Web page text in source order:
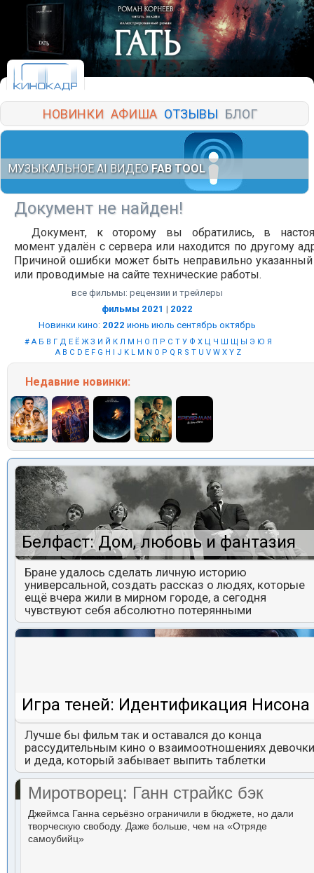
НОВИНКИ АФИША ОТЗЫВЫ БЛОГ
МУЗЫКАЛЬНОЕ AI ВИДЕО FAB TOOL
Документ не найден!
Документ, к оторому вы обратились, в
момент удалён с сервера или находится по другому
Причиной ошибки может быть неправильно указанный
или проводимые на сайте технические работы.
все фильмы: рецензии и трейлеры
фильмы 2021 | 2022
Новинки кино: 2022 июнь июль сентябрь октябрь
# А Б В Г Д Е Ё Ж З И Й К Л М Н О П Р С Т У Ф Х Ц Ч Ш Щ Ы Э Ю Я
A B C D E F G H I J K L M N O P Q R S T U V W X Y Z
Недавние новинки:
Белфаст: Дом, любовь и фантазия
Бране удалось сделать личную историю
универсальной, создать рассказ о людях, которые
ещё вчера жили в мирном городе, а сегодня
чувствуют себя абсолютно потерянными
Игра теней: Идентификация Нисона
Лучше бы фильм так и оставался до конца
рассудительным кино о взаимоотношениях девочки
и деда, который забывает выпить таблетки
Миротворец: Ганн страйкс бэк
Джеймса Ганна серьёзно ограничили в бюджете, но дали
творческую свободу. Даже больше, чем на «Отряде
самоубийц»